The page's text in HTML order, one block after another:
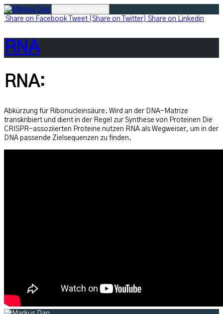
Skip
to
Share on Facebook Tweet (Share on Twitter) Share on Linkedin
RNA
RNA:
Abkürzung für Ribonucleinsäure. Wird an der DNA-Matrize
transkribiert und dient in der Regel zur Synthese von Proteinen Die
CRISPR-assoziierten Proteine nutzen RNA als Wegweiser, um in der
DNA passende Zielsequenzen zu finden.